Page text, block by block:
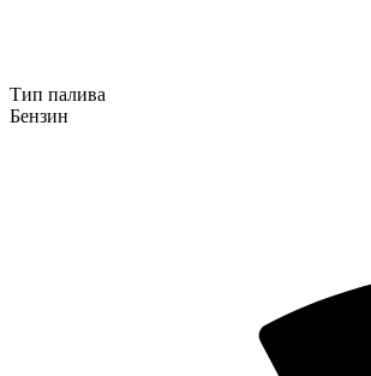
Тип палива
Бензин